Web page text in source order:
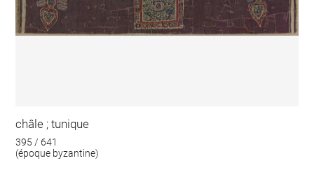
châle ; tunique
395 / 641
(époque byzantine)